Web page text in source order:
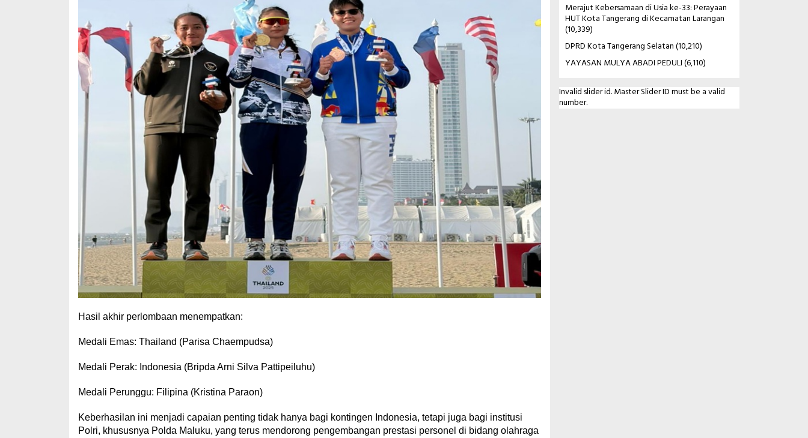
Hasil akhir perlombaan menempatkan:
Medali Emas: Thailand (Parisa Chaempudsa)
Medali Perak: Indonesia (Bripda Arni Silva Pattipeiluhu)
Medali Perunggu: Filipina (Kristina Paraon)
Keberhasilan ini menjadi capaian penting tidak hanya bagi kontingen Indonesia, tetapi juga bagi institusi
Polri, khususnya Polda Maluku, yang terus mendorong pengembangan prestasi personel di bidang olahraga
Merajut Kebersamaan di Usia ke-33: Perayaan
HUT Kota Tangerang di Kecamatan Larangan
(10,339)
DPRD Kota Tangerang Selatan(10,210)
YAYASAN MULYA ABADI PEDULI(6,110)
Invalid slider id. Master Slider ID must be a valid
number.